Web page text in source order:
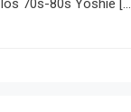
70s-80s Yoshie […]